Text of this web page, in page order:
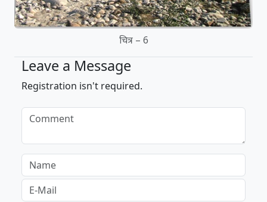
चित्र – 6
Leave a Message
Registration isn't required.